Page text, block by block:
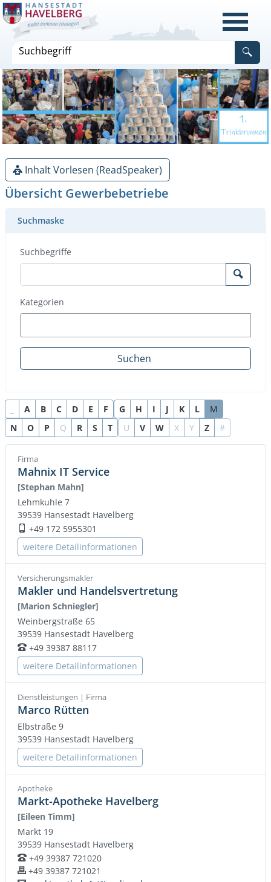
Inhalt Vorlesen (ReadSpeaker)
Übersicht Gewerbebetriebe
Suchmaske
Suchbegriffe
Kategorien
Suchen
A B C D E F G H I J K L
M
N
O P Q R S T U V W X Y Z #
Firma
Mahnix IT Service
[Stephan Mahn]
Lehmkuhle 7
39539 Hansestadt Havelberg
Mobil:
+49 172 5955301
weitere Detailinformationen
Versicherungsmakler
Makler und Handelsvertretung
[Marion Schniegler]
Weinbergstraße 65
39539 Hansestadt Havelberg
Telefon:
+49 39387 88117
weitere Detailinformationen
Dienstleistungen | Firma
Marco Rütten
Elbstraße 9
39539 Hansestadt Havelberg
weitere Detailinformationen
Apotheke
Markt-Apotheke Havelberg
[Eileen Timm]
Markt 19
39539 Hansestadt Havelberg
Telefon:
+49 39387 721020
Fax:
+49 39387 721021